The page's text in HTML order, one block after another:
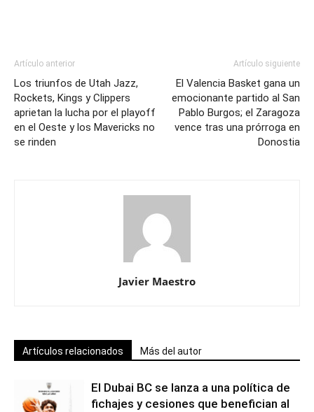
Artículo anterior
Los triunfos de Utah Jazz,
Rockets, Kings y Clippers
aprietan la lucha por el playoff
en el Oeste y los Mavericks no
se rinden
Artículo siguiente
El Valencia Basket gana un
emocionante partido al San
Pablo Burgos; el Zaragoza
vence tras una prórroga en
Donostia
Javier Maestro
Artículos relacionados Más del autor
El Dubai BC se lanza a una política de
fichajes y cesiones que benefician al